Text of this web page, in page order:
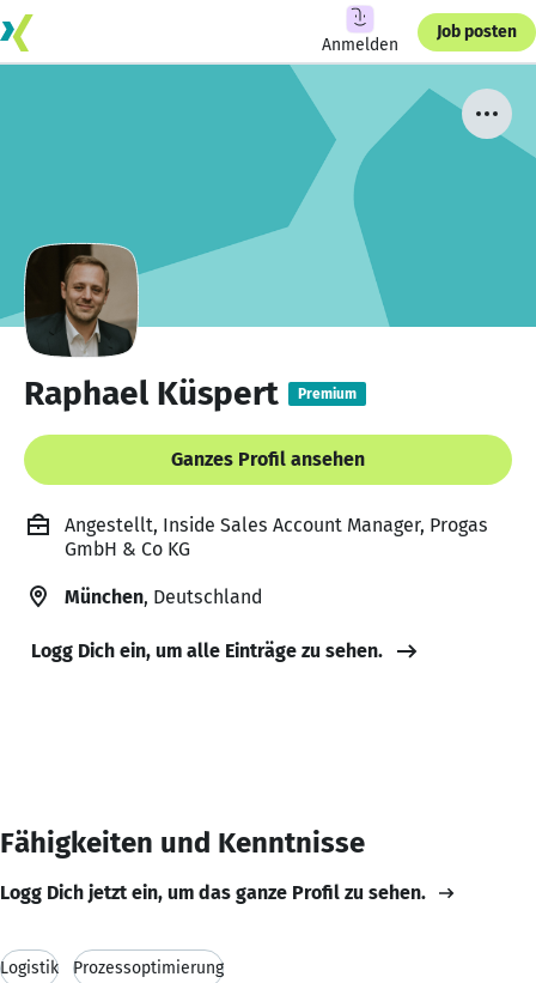
Anmelden
Job posten
Raphael Küspert Premium
Ganzes Profil ansehen
Angestellt, Inside Sales Account Manager, Progas
GmbH & Co KG
München, Deutschland
Logg Dich ein, um alle Einträge zu sehen.
Fähigkeiten und Kenntnisse
Logg Dich jetzt ein, um das ganze Profil zu sehen.
Logistik Prozessoptimierung